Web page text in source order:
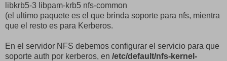
libkrb5-3 libpam-krb5 nfs-common
(el ultimo paquete es el que brinda soporte para nfs, mientra
que el resto es para Kerberos.
En el servidor NFS debemos configurar el servicio para que
soporte auth por kerberos, en /etc/default/nfs-kernel-